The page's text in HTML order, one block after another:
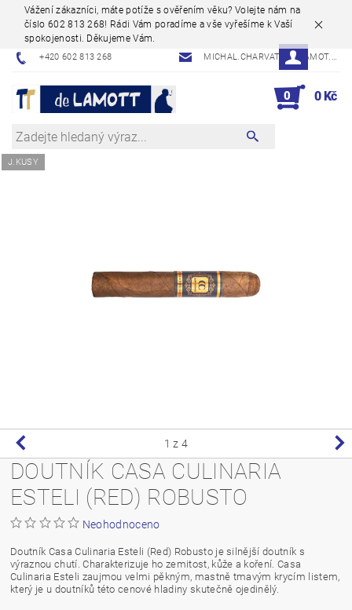
Vážení zákazníci, máte potíže s ověřením věku? Volejte nám na
číslo 602 813 268! Rádi Vám poradíme a vše vyřešíme k Vaší
spokojenosti. Děkujeme Vám.
+420 602 813 268 MICHAL.CHARVAT@DELAMOT.CZ
0 0 Kč
J.KUSY
1 z 4
DOUTNÍK CASA CULINARIA
ESTELI (RED) ROBUSTO
Neohodnoceno
Doutník Casa Culinaria Esteli (Red) Robusto je silnější doutník s
výraznou chutí. Charakterizuje ho zemitost, kůže a koření. Casa
Culinaria Esteli zaujmou velmi pěkným, mastně tmavým krycím listem,
který je u doutníků této cenové hladiny skutečně ojedinělý.